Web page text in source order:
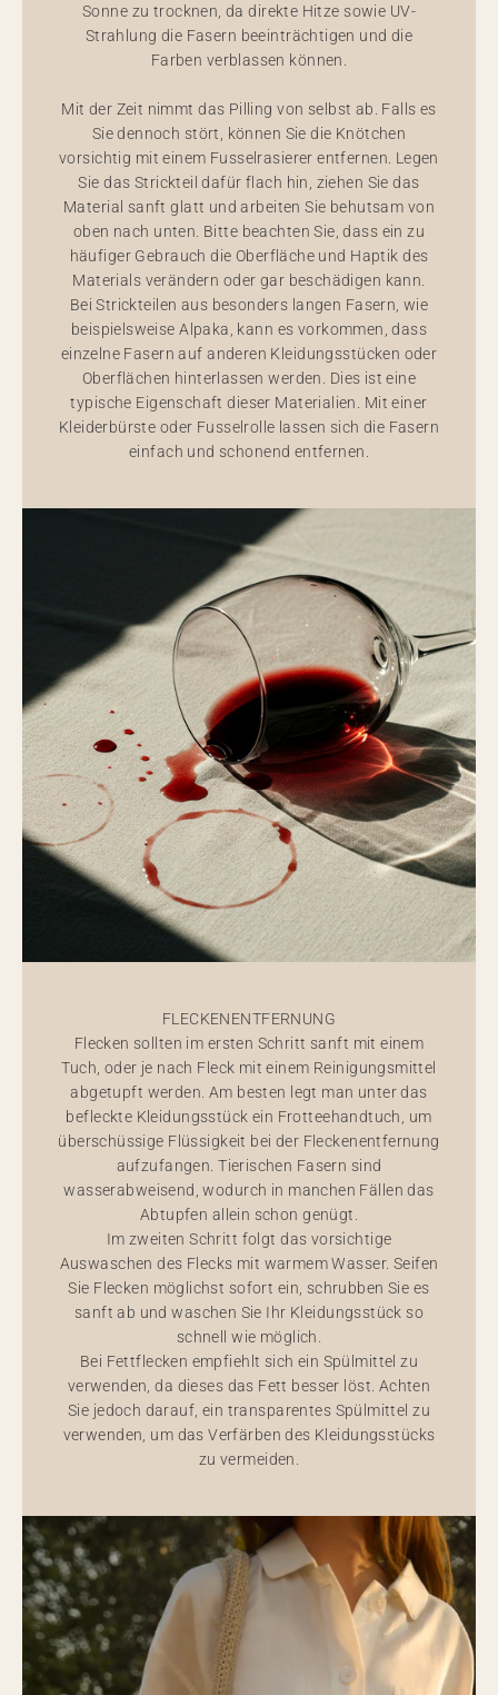
Sonne zu trocknen, da direkte Hitze sowie UV-
Strahlung die Fasern beeinträchtigen und die
Farben verblassen können.
Mit der Zeit nimmt das Pilling von selbst ab. Falls es
Sie dennoch stört, können Sie die Knötchen
vorsichtig mit einem Fusselrasierer entfernen. Legen
Sie das Strickteil dafür flach hin, ziehen Sie das
Material sanft glatt und arbeiten Sie behutsam von
oben nach unten. Bitte beachten Sie, dass ein zu
häufiger Gebrauch die Oberfläche und Haptik des
Materials verändern oder gar beschädigen kann.
Bei Strickteilen aus besonders langen Fasern, wie
beispielsweise Alpaka, kann es vorkommen, dass
einzelne Fasern auf anderen Kleidungsstücken oder
Oberflächen hinterlassen werden. Dies ist eine
typische Eigenschaft dieser Materialien. Mit einer
Kleiderbürste oder Fusselrolle lassen sich die Fasern
einfach und schonend entfernen.
FLECKENENTFERNUNG
Flecken sollten im ersten Schritt sanft mit einem
Tuch, oder je nach Fleck mit einem Reinigungsmittel
abgetupft werden. Am besten legt man unter das
befleckte Kleidungsstück ein Frotteehandtuch, um
überschüssige Flüssigkeit bei der Fleckenentfernung
aufzufangen. Tierischen Fasern sind
wasserabweisend, wodurch in manchen Fällen das
Abtupfen allein schon genügt.
Im zweiten Schritt folgt das vorsichtige
Auswaschen des Flecks mit warmem Wasser. Seifen
Sie Flecken möglichst sofort ein, schrubben Sie es
sanft ab und waschen Sie Ihr Kleidungsstück so
schnell wie möglich.
Bei Fettflecken empfiehlt sich ein Spülmittel zu
verwenden, da dieses das Fett besser löst. Achten
Sie jedoch darauf, ein transparentes Spülmittel zu
verwenden, um das Verfärben des Kleidungsstücks
zu vermeiden.